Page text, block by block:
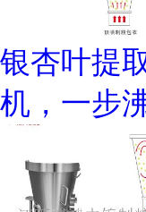
银杏叶提
机，一步